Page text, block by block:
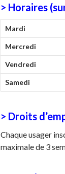
> Horaires
Mardi
Mercredi
Vendredi
Samedi
> Droits
Chaque usager
maximale de 3